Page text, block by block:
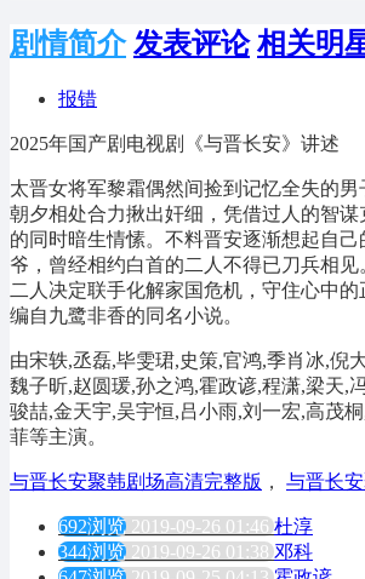
剧情简介 发表评论 相关明
报错
2025年国产剧电视剧《与晋长安》讲述
太晋女将军黎霜偶然间捡到记忆全失的男
朝夕相处合力揪出奸细，凭借过人的智
的同时暗生情愫。不料晋安逐渐想起自
爷，曾经相约白首的二人不得已刀兵相
二人决定联手化解家国危机，守住心
编自九鹭非香的同名小说。
由宋轶,丞磊,毕雯珺,史策,官鸿,季肖冰,倪
魏子昕,赵圆瑗,孙之鸿,霍政谚,程潇,梁天,
骏喆,金天宇,吴宇恒,吕小雨,刘一宏,高茂
菲等主演。
与晋长安聚韩剧场高清完整版 ， 与晋长
692浏览 2019-09-26 01:46 杜淳
344浏览 2019-09-26 01:38 邓科